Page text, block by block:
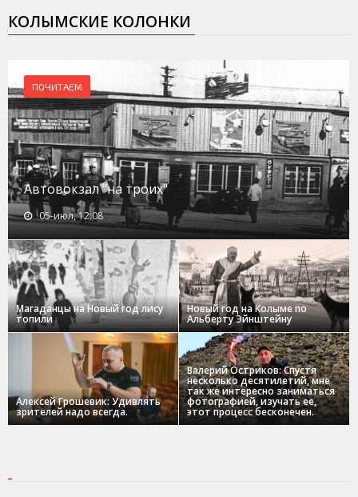
КОЛЫМСКИЕ КОЛОНКИ
ПОЧИТАЕМ
Автовокзал "на троих"
05-июл, 12:08
Магаданцы на Новый год лису
топили
Новый год на Колыме по
Альберту Эйнштейну
Алексей Грошевик: Удивлять
зрителей надо всегда.
Валерий Остриков: Спустя
несколько десятилетий, мне
так же интересно заниматься
фотографией, изучать ее,
этот процесс бесконечен.